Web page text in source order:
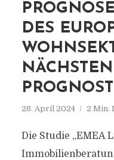
DES
28. April 2024 2 Min.
Die Studie „EMEA